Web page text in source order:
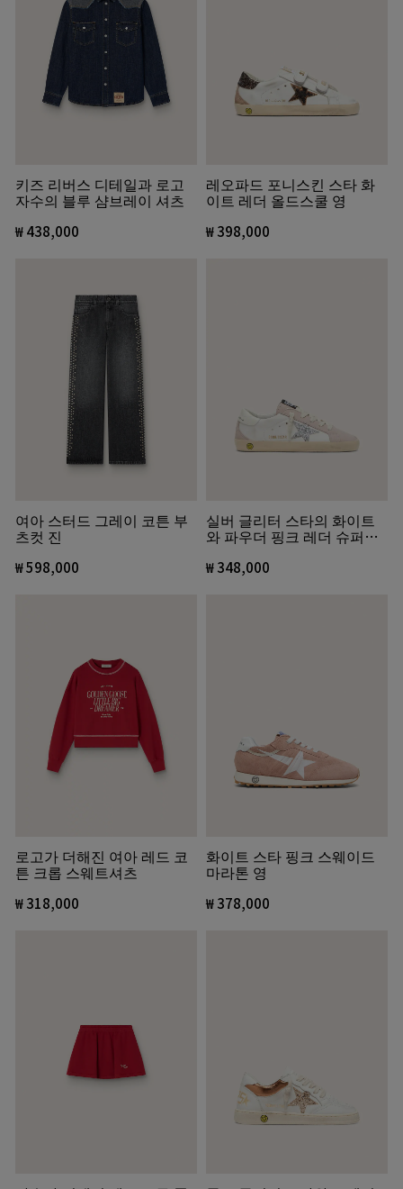
키즈 리버스 디테일과 로고
자수의 블루 샴브레이 셔츠
₩ 438,000
레오파드 포니스킨 스타 화
이트 레더 올드스쿨 영
₩ 398,000
여아 스터드 그레이 코튼 부
츠컷 진
₩ 598,000
실버 글리터 스타의 화이트
와 파우더 핑크 레더 슈퍼스
₩ 348,000
로고가 더해진 여아 레드 코
튼 크롭 스웨트셔츠
₩ 318,000
화이트 스타 핑크 스웨이드
마라톤 영
₩ 378,000